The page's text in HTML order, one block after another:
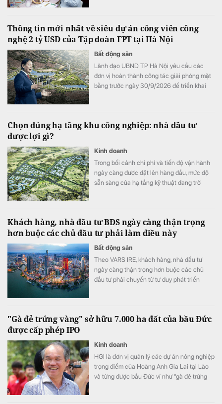
Thông tin mới nhất về siêu dự án công viên công
nghệ 2 tỷ USD của Tập đoàn FPT tại Hà Nội
Bất động sản
Lãnh đạo UBND TP Hà Nội yêu cầu các
đơn vị hoàn thành công tác giải phóng mặt
bằng trước ngày 30/9/2026 để triển khai
Chọn đúng hạ tầng khu công nghiệp: nhà đầu tư
được lợi gì?
Kinh doanh
Trong bối cảnh chi phí và tiến độ vận hành
ngày càng được đặt lên hàng đầu, mức độ
sẵn sàng của hạ tầng kỹ thuật đang trở
Khách hàng, nhà đầu tư BĐS ngày càng thận trọng
hơn buộc các chủ đầu tư phải làm điều này
Bất động sản
Theo VARS IRE, khách hàng, nhà đầu tư
ngày càng thận trọng hơn buộc các chủ
đầu tư phải chuyển từ tư duy phát triển
"Gà đẻ trứng vàng" sở hữu 7.000 ha đất của bầu Đức
được cấp phép IPO
Kinh doanh
HGI là đơn vị quản lý các dự án nông nghiệp
trọng điểm của Hoàng Anh Gia Lai tại Lào
và từng được bầu Đức ví như “gà đẻ trứng